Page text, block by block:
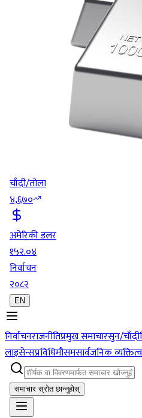
चाँदी/तोला
४,६७०
अमेरिकी डलर
१५२.०४
निर्वाचन
२०८२
EN
निर्वाचनराजनीतिप्रमुख समाचारसुन/चाँदी
लाइसेन्सप्रविधिमौसमसार्वजनिक
समाचार स्रोत छान्नुहोस्